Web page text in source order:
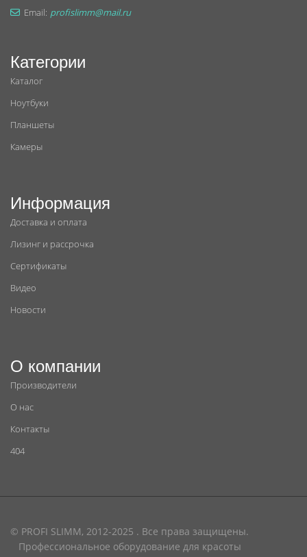
Email: profislimm@mail.ru
Категории
Каталог
Ноутбуки
Планшеты
Камеры
Информация
Доставка и оплата
Лизинг и рассрочка
Сертификаты
Видео
Новости
О компании
Производители
О нас
Контакты
404
© PROFI SLIMM, 2012-2025 . Все права защищены.
Профессиональное оборудование для красоты